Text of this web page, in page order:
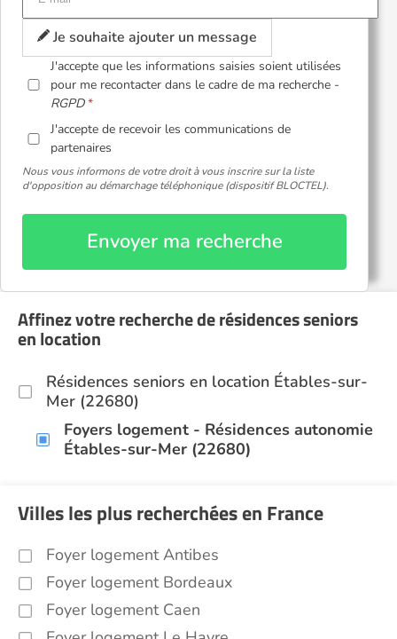
Je souhaite ajouter un message
J'accepte que les informations saisies soient utilisées
pour me recontacter dans le cadre de ma recherche -
RGPD
J'accepte de recevoir les communications de
partenaires
Nous vous informons de votre droit à vous inscrire sur la liste
d'opposition au démarchage téléphonique (dispositif BLOCTEL).
Envoyer ma recherche
Affinez votre recherche de résidences seniors
en location
Résidences seniors en location Étables-sur-
Mer (22680)
Foyers logement - Résidences autonomie
Étables-sur-Mer (22680)
Villes les plus recherchées en France
Foyer logement Antibes
Foyer logement Bordeaux
Foyer logement Caen